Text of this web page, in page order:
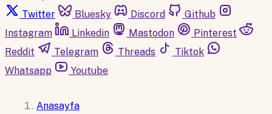
Twitter
Bluesky Discord
Github
Instagram
Linkedin Mastodon
Pinterest
Reddit
Telegram Threads
Tiktok
Whatsapp
Youtube
Anasayfa